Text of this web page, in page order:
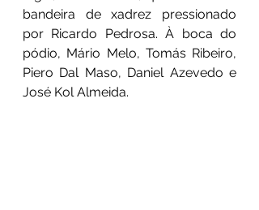
bandeira de xadrez pressionado
por Ricardo Pedrosa. À boca do
pódio, Mário Melo, Tomás Ribeiro,
Piero Dal Maso, Daniel Azevedo e
José Kol Almeida.